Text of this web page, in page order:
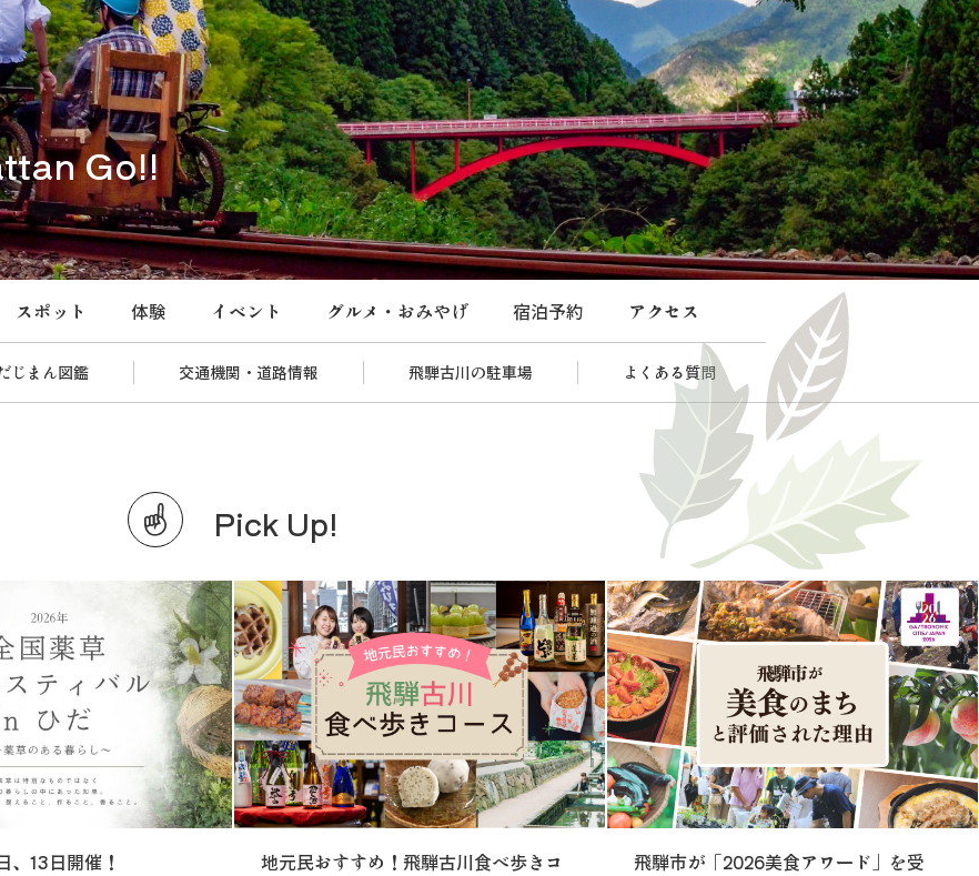
Go!!
スポット 体験 イベント グルメ・おみやげ 宿泊予約 アクセス
じまん図鑑 交通機関・道路情報 飛騨古川の駐車場 よくある質問
Pick Up!
、13日開催！
地元民おすすめ！飛騨古川食べ歩きコ
飛騨市が「2026美食アワード」を受